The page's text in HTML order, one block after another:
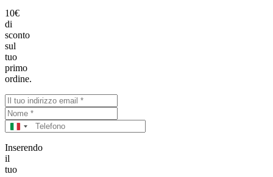
10€
di
sconto
sul
tuo
primo
ordine.
Italy
Inserendo
il
tuo